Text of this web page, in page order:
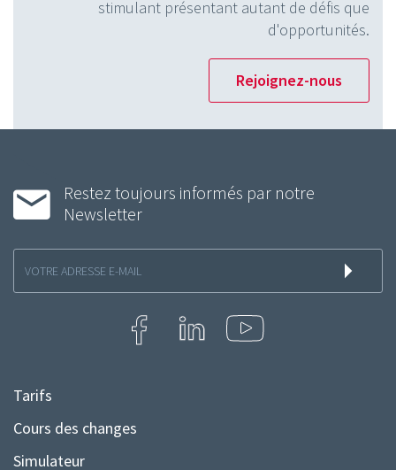
stimulant présentant autant de défis que
d'opportunités.
Rejoignez-nous
Restez toujours informés par notre
Newsletter
la
Menu
Pied
page
Tarifs
Cours des changes
Simulateur